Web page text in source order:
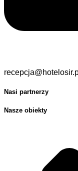
Nasi partnerzy
Nasze obiekty